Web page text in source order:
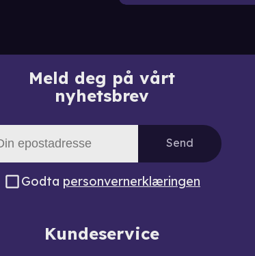
Meld deg på vårt
nyhetsbrev
Send
Godta personvernerklæringen
Kundeservice